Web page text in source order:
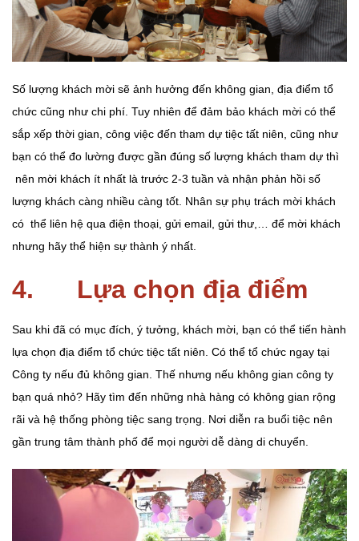
Số lượng khách mời sẽ ảnh hưởng đến không gian, địa điểm tổ
chức cũng như chi phí. Tuy nhiên để đảm bảo khách mời có thể
sắp xếp thời gian, công việc đến tham dự tiệc tất niên, cũng như
bạn có thể đo lường được gần đúng số lượng khách tham dự thì
nên mời khách ít nhất là trước 2-3 tuần và nhận phản hồi số
lượng khách càng nhiều càng tốt. Nhân sự phụ trách mời khách
có thể liên hệ qua điện thoại, gửi email, gửi thư,… để mời khách
nhưng hãy thể hiện sự thành ý nhất.
4. Lựa chọn địa điểm
Sau khi đã có mục đích, ý tưởng, khách mời, bạn có thể tiến hành
lựa chọn địa điểm tổ chức tiệc tất niên. Có thể tổ chức ngay tại
Công ty nếu đủ không gian. Thế nhưng nếu không gian công ty
bạn quá nhỏ? Hãy tìm đến những nhà hàng có không gian rộng
rãi và hệ thống phòng tiệc sang trọng. Nơi diễn ra buổi tiệc nên
gần trung tâm thành phố để mọi người dễ dàng di chuyển.